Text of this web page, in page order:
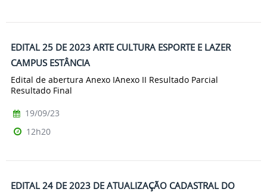
EDITAL 25 DE 2023 ARTE CULTURA ESPORTE E LAZER
CAMPUS ESTÂNCIA
Edital de abertura Anexo IAnexo II Resultado Parcial
Resultado Final
19/09/23
12h20
EDITAL 24 DE 2023 DE ATUALIZAÇÃO CADASTRAL DO